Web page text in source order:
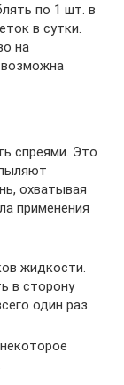
по 1 шт. в
в сутки.
на
возможна
спреями. Это
охватывая
применения
жидкости.
в сторону
один раз.